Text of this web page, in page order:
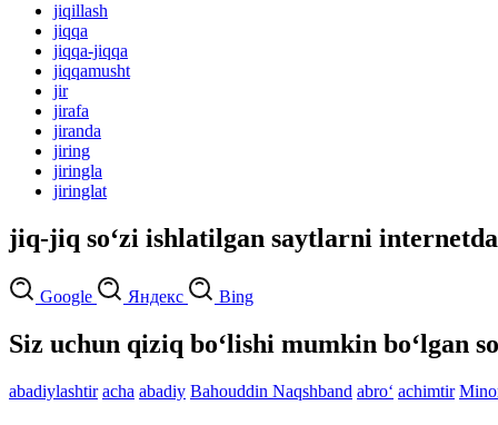
jiqillash
jiqqa
jiqqa-jiqqa
jiqqamusht
jir
jirafa
jiranda
jiring
jiringla
jiringlat
jiq-jiq so‘zi ishlatilgan saytlarni
Google Яндекс Bing
Siz uchun qiziq bo‘lishi mumkin bo‘lgan
abadiylashtir acha abadiy Bahouddin Naqshband abro‘ achimtir